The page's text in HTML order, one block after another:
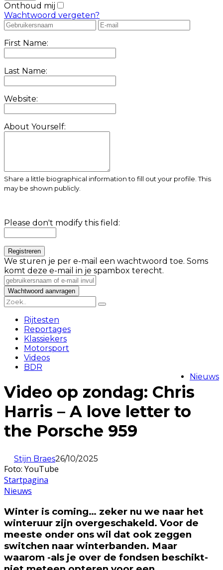
Onthoud mij
Wachtwoord vergeten?
First Name:
Last Name:
Website:
About Yourself:
Share a little biographical information to fill out your profile. This
may be shown publicly.
Please don't modify this field:
We sturen je per e-mail een wachtwoord toe. Soms
komt deze e-mail in je spambox terecht.
Rijtesten
Reportages
Klassiekers
Motorsport
Videos
BDR
Nieuws
Video op zondag: Chris
Harris – A love letter to
the Porsche 959
Stijn Braes26/10/2025
Foto: YouTube
Startpagina
Nieuws
Winter is coming… zeker nu we naar het
winteruur zijn overgeschakeld. Voor de
meeste onder ons wil dat ook zeggen
switchen naar winterbanden. Maar
waarom -als je over de fondsen beschikt-